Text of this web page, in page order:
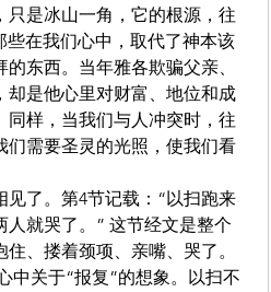
是冰山一角，它的根源，往
在我们心中，取代了神本该
东西。当年雅各欺骗父亲、
却是他心里对财富、地位和成
样，当我们与人冲突时，往
们需要圣灵的光照，使我们看
了。第4节记载：“以扫跑来
就哭了。” 这节经文是整个
、搂着颈项、亲嘴、哭了。
中关于“报复”的想象。以扫不